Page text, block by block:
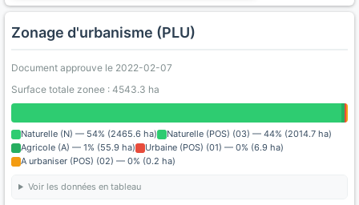
Zonage d'urbanisme (PLU)
Document approuve le 2022-02-07
Surface totale zonee : 4543.3 ha
Naturelle (N) — 54% (2465.6 ha)
Naturelle (POS) (03) — 44% (2014.7 ha)
Agricole (A) — 1% (55.9 ha)
Urbaine (POS) (01) — 0% (6.9 ha)
A urbaniser (POS) (02) — 0% (0.2 ha)
Voir les données en tableau